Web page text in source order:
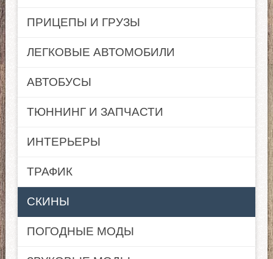
ПРИЦЕПЫ И ГРУЗЫ
ЛЕГКОВЫЕ АВТОМОБИЛИ
АВТОБУСЫ
ТЮННИНГ И ЗАПЧАСТИ
ИНТЕРЬЕРЫ
ТРАФИК
СКИНЫ
ПОГОДНЫЕ МОДЫ